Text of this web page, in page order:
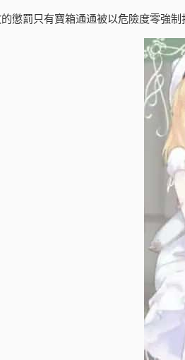
懲罰只有寶箱通通被以危險度零強制